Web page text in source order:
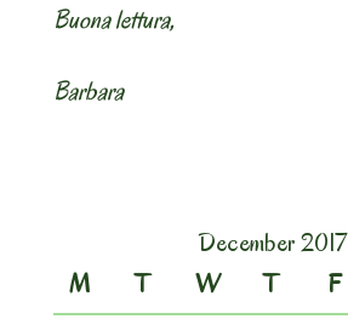
Buona lettura,
Barbara
December 2017
M
T W T F